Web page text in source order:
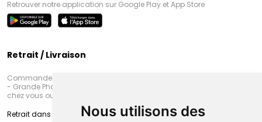
Nous utilisons des
Retrouver notre application sur Google Play et App Store
Retrait / Livraison
Commandez en ligne et venez chercher votre commande à Amiens
- Grande Pharmacie d’Amiens (Fachon) ou recevez-là rapidement
chez vous ou en point retrait
Retrait dans la pharmacie d’Amiens